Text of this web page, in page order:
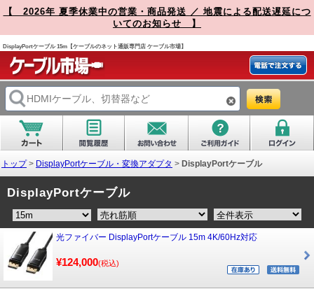
【 2026年 夏季休業中の営業・商品発送 ／ 地震による配送遅延につ
いてのお知らせ 】
DisplayPortケーブル 15m【ケーブルのネット通販専門店 ケーブル市場】
トップ> DisplayPortケーブル・変換アダプタ > DisplayPortケーブル
DisplayPortケーブル
光ファイバー DisplayPortケーブル 15m 4K/60Hz対応
¥124,000(税込)